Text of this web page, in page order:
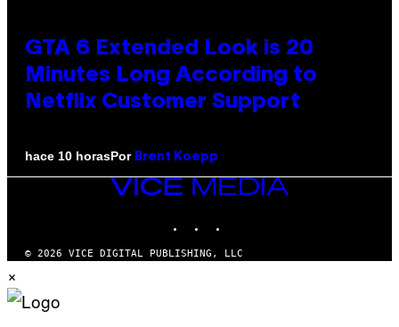
GTA 6 Extended Look is 20
Minutes Long According to
Netflix Customer Support
hace 10 horasPor Brent Koepp
VICE
MEDIA
© 2026 VICE DIGITAL PUBLISHING, LLC
×